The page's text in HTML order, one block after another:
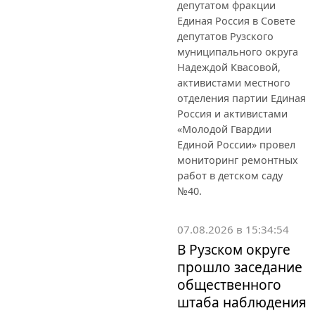
депутатом фракции
Единая Россия в Совете
депутатов Рузского
муниципального округа
Надеждой Квасовой,
активистами местного
отделения партии Единая
Россия и активистами
«Молодой Гвардии
Единой России» провел
мониторинг ремонтных
работ в детском саду
№40.
07.08.2026 в 15:34:54
В Рузском округе
прошло заседание
общественного
штаба наблюдения